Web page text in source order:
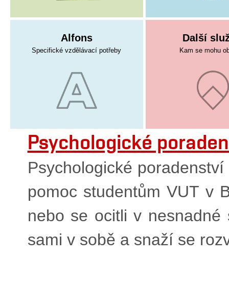
Alfons
Specifické vzdělávací potřeby
Další
Kam se mohu
Psychologické
Psychologické
pomoc studentům VUT v
nebo se ocitli v
sami v sobě a snaží se